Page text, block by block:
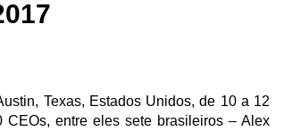
Texas, Estados Unidos, de 10 a 12
entre eles sete brasileiros – Alex